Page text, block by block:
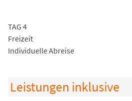
TAG 4
Freizeit
Individuelle Abreise
Leistungen inklusive